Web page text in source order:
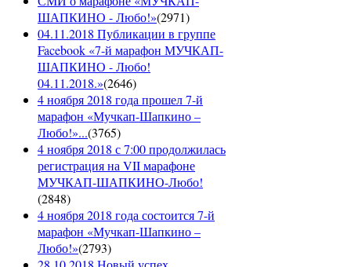
ШАПКИНО - Любо!»(2971)
04.11.2018 Публикации в группе
Facebook «7-й марафон МУЧКАП-
ШАПКИНО - Любо!
04.11.2018.»(2646)
4 ноября 2018 года прошел 7-й
марафон «Мучкап-Шапкино –
Любо!»...(3765)
4 ноября 2018 с 7:00 продолжилась
регистрация на VII марафоне
МУЧКАП-ШАПКИНО-Любо!
(2848)
4 ноября 2018 года состоится 7-й
марафон «Мучкап-Шапкино –
Любо!»(2793)